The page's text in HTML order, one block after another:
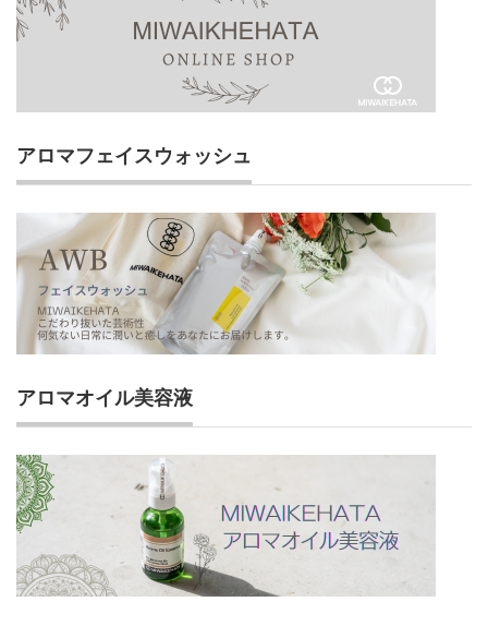
アロマフェイスウォッシュ
アロマオイル美容液